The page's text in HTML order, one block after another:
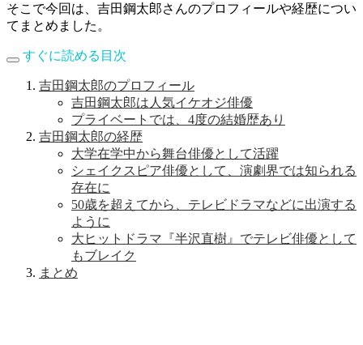
そこで今回は、吉田鋼太郎さんのプロフィールや経歴につい
てまとめました。
すぐに読める目次
吉田鋼太郎のプロフィール
吉田鋼太郎は人気イケオジ俳優
プライベートでは、4度の結婚歴あり
吉田鋼太郎の経歴
大学在学中から舞台俳優として活躍
シェイクスピア俳優として、演劇界では知られる
存在に
50歳を超えてから、テレビドラマなどに出演する
ように
大ヒットドラマ『半沢直樹』でテレビ俳優として
もブレイク
まとめ